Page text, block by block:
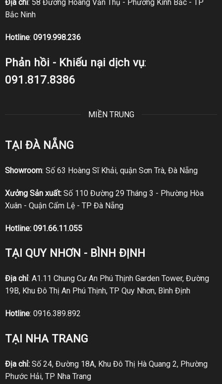
Địa chỉ: 58 Đường Hoàng Văn Thụ - Phường Kinh Bắc - TP
Bắc Ninh
Hotline: 0919.998.236
Phản hồi - Khiếu nại dịch vụ:
091.817.8386
MIỀN TRUNG
TẠI ĐÀ NẴNG
Showroom: Số 63 Hoàng Sĩ Khải, quận Sơn Trà, Đà Nẵng
Xưởng Sản xuất:Số 110 Đường 29 Tháng 3 - Phường Hòa
Xuân - Quận Cẩm Lệ - TP Đà Nẵng
Hotline: 091.66.11.055
TẠI QUY NHƠN - BÌNH ĐỊNH
Địa chỉ: A1.11 Chung Cư An Phú Thịnh Garden Tower, Đường
19B, Khu Đô Thị An Phú Thịnh, TP Quy Nhơn, Bình Định
Hotline: 0916.389.892
TẠI NHA TRANG
Địa chỉ:Số 24, Đường 18A, Khu Đô Thị Hà Quang 2, Phường
Phước Hải, TP Nha Trang